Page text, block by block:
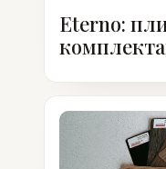
Eterno: